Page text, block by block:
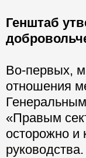
Генштаб
Во-первых,
отношения
«Правым
осторожно и
руководства.